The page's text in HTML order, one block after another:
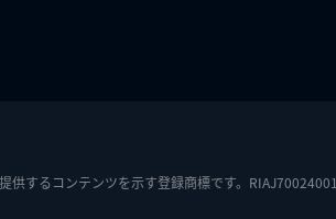
供するコンテンツを示す登録商標です。RIAJ70024001